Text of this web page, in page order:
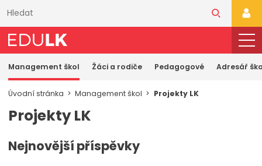
obsahu
Management škol Žáci a rodiče Pedagogové Adresář
Úvodní stránka Management škol Projekty LK
Projekty LK
Nejnovější příspěvky